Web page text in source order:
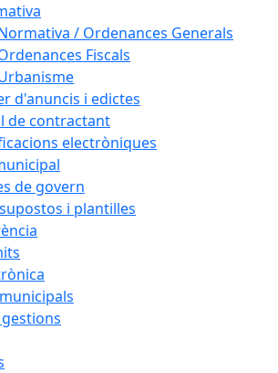
/ Ordenances Generals
Fiscals
d'anuncis i edictes
de contractant
electròniques
de govern
i plantilles